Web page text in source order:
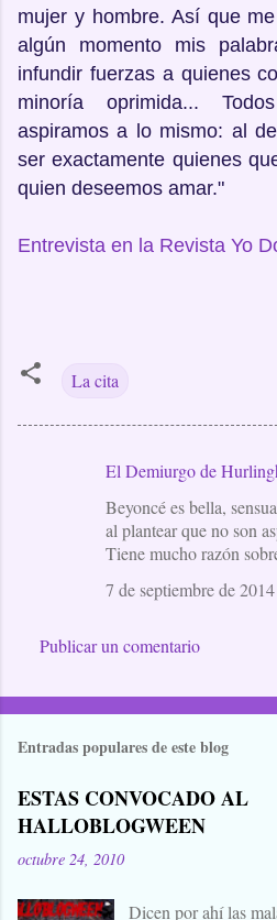
mujer y hombre. Así que
algún momento mis
infundir fuerzas a quienes
minoría oprimida...
aspiramos a lo mismo: al
ser exactamente quienes
quien deseemos amar."
Entrevista en la Revista Yo
La cita
t
r
o
s
El Demiurgo de
Beyoncé es bella,
al plantear que no son
Tiene mucho razón
7 de septiembre de
Publicar un comentario
Entradas populares de este blog
ESTAS CONVOCADO AL
HALLOBLOGWEEN
octubre 24, 2010
Dicen por ahí las